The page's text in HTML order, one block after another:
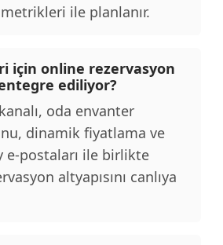
ile planlanır.
için online rezervasyon
ediliyor?
oda envanter
dinamik fiyatlama ve
e-postaları ile birlikte
altyapısını canlıya